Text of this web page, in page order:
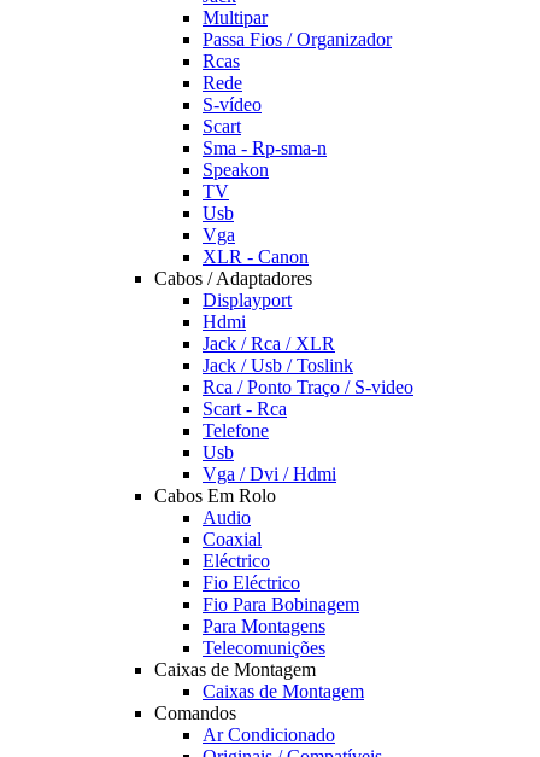
Multipar
Passa Fios / Organizador
Rcas
Rede
S-vídeo
Scart
Sma - Rp-sma-n
Speakon
TV
Usb
Vga
XLR - Canon
Cabos / Adaptadores
Displayport
Hdmi
Jack / Rca / XLR
Jack / Usb / Toslink
Rca / Ponto Traço / S-video
Scart - Rca
Telefone
Usb
Vga / Dvi / Hdmi
Cabos Em Rolo
Audio
Coaxial
Eléctrico
Fio Eléctrico
Fio Para Bobinagem
Para Montagens
Telecomunições
Caixas de Montagem
Caixas de Montagem
Comandos
Ar Condicionado